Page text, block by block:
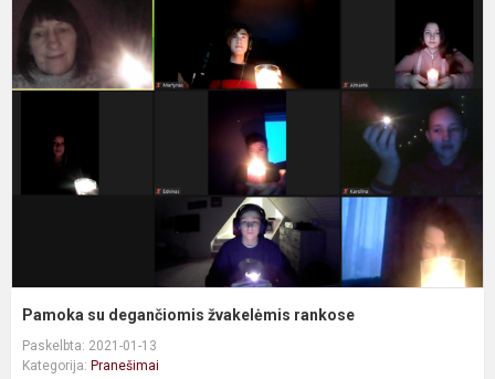
Pamoka su degančiomis žvakelėmis rankose
Paskelbta: 2021-01-13
Kategorija: Pranešimai